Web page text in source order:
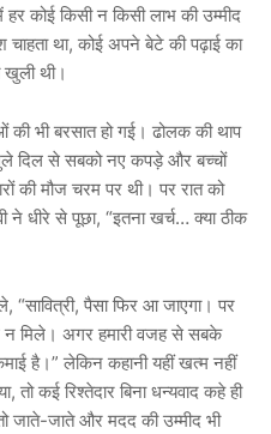
कोई किसी न किसी लाभ की उम्मीद
चाहता था, कोई अपने बेटे की पढ़ाई का
खुली थी।
भी बरसात हो गई। ढोलक की थाप
दिल से सबको नए कपड़े और बच्चों
की मौज चरम पर थी। पर रात को
धीरे से पूछा, “इतना खर्च… क्या ठीक
“सावित्री, पैसा फिर आ जाएगा। पर
न मिले। अगर हमारी वजह से सबके
है।” लेकिन कहानी यहीं खत्म नहीं
कई रिश्तेदार बिना धन्यवाद कहे ही
जाते और मदद की उम्मीद भी